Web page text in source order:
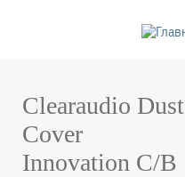
Clearaudio Dust
Cover
Innovation C/B